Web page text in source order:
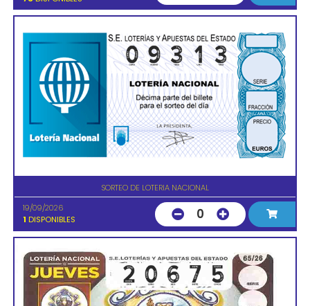
SORTEO DE LOTERIA NACIONAL
19/09/2026
1 DISPONIBLES 0